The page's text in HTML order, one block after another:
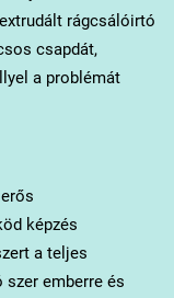
rágcsálóirtó
csapdát,
a problémát
képzés
a teljes
emberre és